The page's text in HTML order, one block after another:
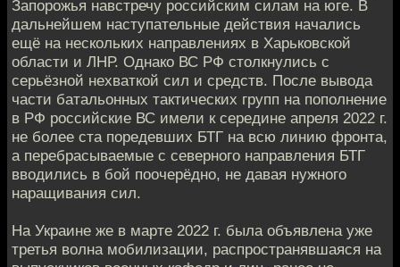
Запорожья навстречу российским силам на юге. В
дальнейшем наступательные действия начались
ещё на нескольких направлениях в Харьковской
области и ЛНР. Однако ВС РФ столкнулись с
серьёзной нехваткой сил и средств. После вывода
части батальонных тактических групп на пополнение
в РФ российские ВС имели к середине апреля 2022 г.
не более ста поредевших БТГ на всю линию фронта,
а перебрасываемые с северного направления БТГ
вводились в бой поочерёдно, не давая нужного
наращивания сил.
На Украине же в марте 2022 г. была объявлена уже
третья волна мобилизации, распространявшаяся на